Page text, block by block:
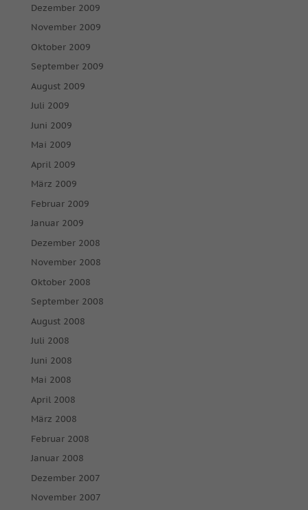
Dezember 2009
November 2009
Oktober 2009
September 2009
August 2009
Juli 2009
Juni 2009
Mai 2009
April 2009
März 2009
Februar 2009
Januar 2009
Dezember 2008
November 2008
Oktober 2008
September 2008
August 2008
Juli 2008
Juni 2008
Mai 2008
April 2008
März 2008
Februar 2008
Januar 2008
Dezember 2007
November 2007